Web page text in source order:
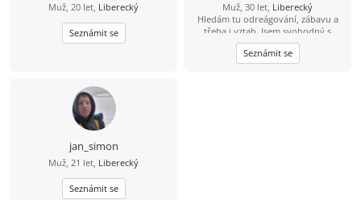
Muž, 20 let, Liberecký
Seznámit se
Muž, 30 let, Liberecký
Hledám tu odreágování, zábavu a
třeba i vztah. Jsem svobodný s
normální postavou 68kg. Mám rád
tenis, cvičení a sex. Hledám mladou
ženu, která hledá to samé. Mám rád,
Seznámit se
jan_simon
Muž, 21 let, Liberecký
Seznámit se